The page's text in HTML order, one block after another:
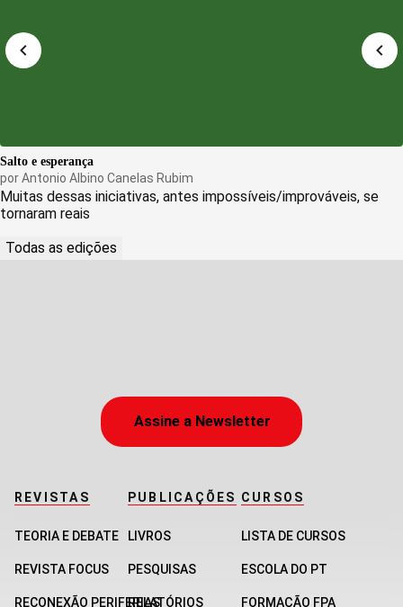
Salto e esperança
porAntonio Albino Canelas Rubim
Muitas dessas iniciativas, antes impossíveis/improváveis, se
tornaram reais
Todas as edições
Assine a Newsletter
REVISTAS
TEORIA E DEBATE
REVISTA FOCUS
RECONEXÃO PERIFERIAS
PUBLICAÇÕES
LIVROS
PESQUISAS
RELATÓRIOS
CURSOS
LISTA DE CURSOS
ESCOLA DO PT
FORMAÇÃO FPA